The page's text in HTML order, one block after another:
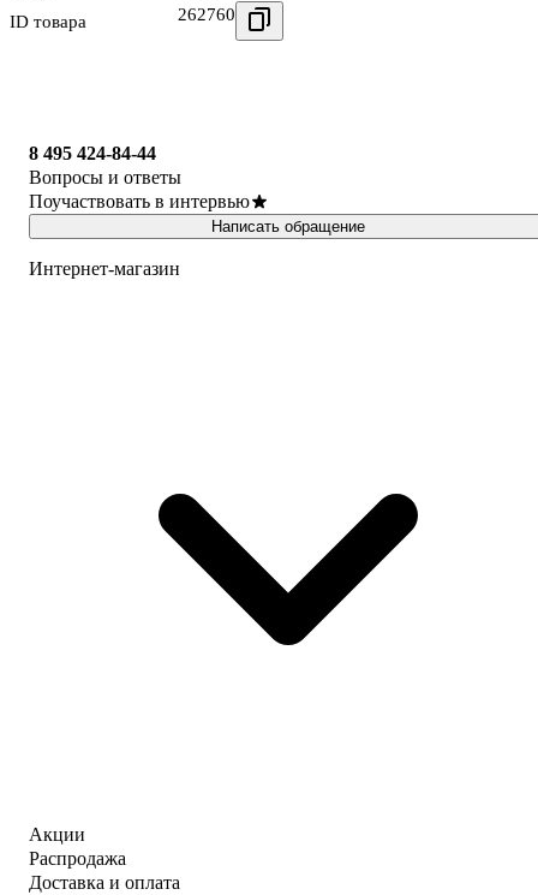
ID товара
262760
8 495 424-84-44
Вопросы и ответы
Поучаствовать в интервью
Написать обращение
Интернет-магазин
Акции
Распродажа
Доставка и оплата